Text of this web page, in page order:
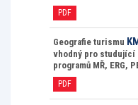
PDF
Geografie turismu
vhodný pro studující
programů MŘ, ERG,
PDF